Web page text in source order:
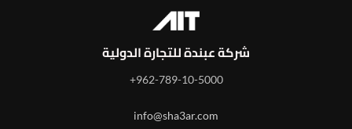
شركة عبندة للتجارة الدولية
962-789-10-5000+
info@sha3ar.com